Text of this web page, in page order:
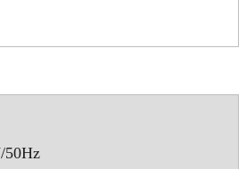
50Hz